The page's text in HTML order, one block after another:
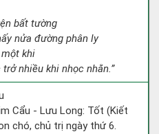
bất tường
nửa đường phân ly
khi
nhiều khi nhọc nhằn.”
Cẩu - Lưu Long: Tốt (Kiết
chó, chủ trị ngày thứ 6.